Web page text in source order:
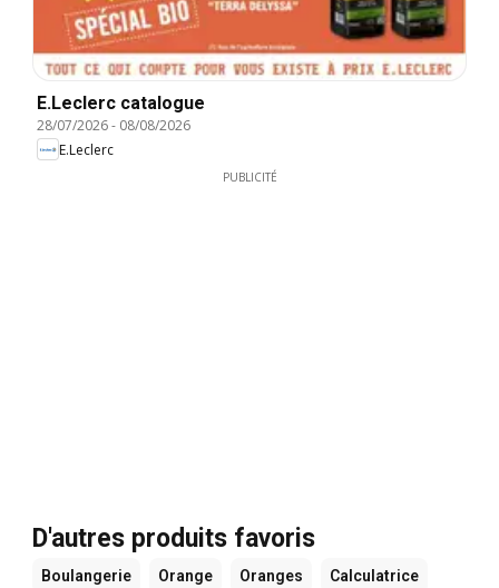
E.Leclerc catalogue
28/07/2026- 08/08/2026
E.Leclerc
PUBLICITÉ
D'autres produits favoris
Boulangerie Orange Oranges Calculatrice